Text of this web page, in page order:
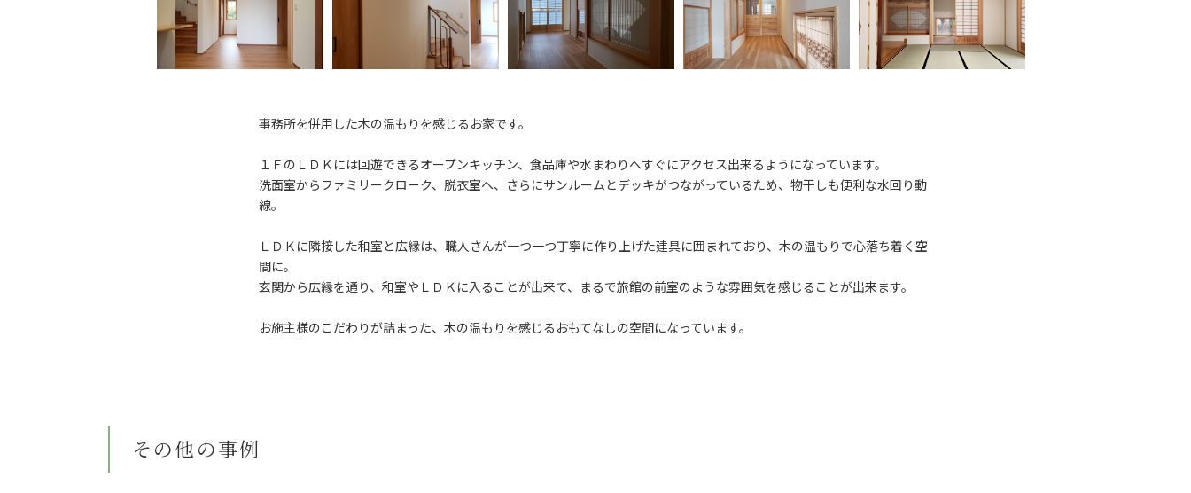
事務所を併用した木の温もりを感じるお家です。
１ＦのＬＤＫには回遊できるオープンキッチン、食品庫や水まわりへすぐにアクセス出来るようになっています。
洗面室からファミリークローク、脱衣室へ、さらにサンルームとデッキがつながっているため、物干しも便利な水回り動
線。
ＬＤＫに隣接した和室と広縁は、職人さんが一つ一つ丁寧に作り上げた建具に囲まれており、木の温もりで心落ち着く空
間に。
玄関から広縁を通り、和室やＬＤＫに入ることが出来て、まるで旅館の前室のような雰囲気を感じることが出来ます。
お施主様のこだわりが詰まった、木の温もりを感じるおもてなしの空間になっています。
その他の事例